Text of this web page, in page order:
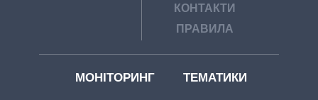
КОНТАКТИ
ПРАВИЛА
МОНІТОРИНГ ТЕМАТИКИ